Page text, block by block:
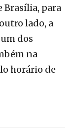
Brasília, para
lado, a
dos
na
horário de